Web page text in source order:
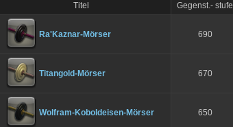
Titel Gegenst.- stufe
Ra'Kaznar-Mörser 690
Titangold-Mörser 670
Wolfram-Koboldeisen-Mörser 650